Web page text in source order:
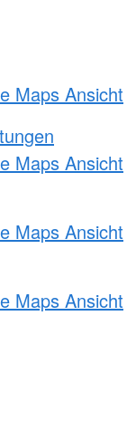
Maps Ansicht
Maps Ansicht
Maps Ansicht
Maps Ansicht